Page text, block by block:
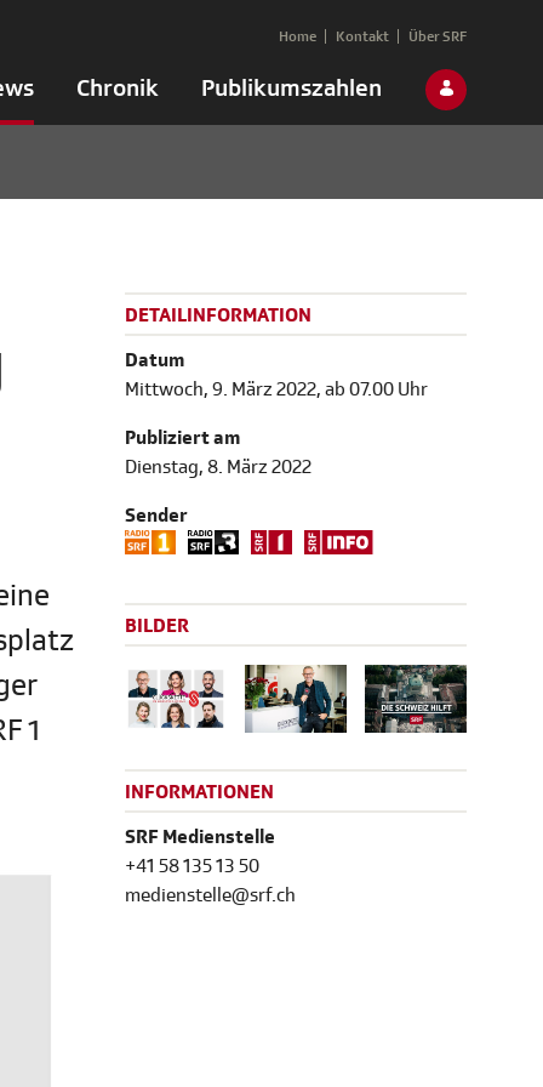
Chronik Publikumszahlen
Home Kontakt Über SRF
1
DETAILINFORMATION
Datum
Mittwoch, 9. März 2022, ab 07.00 Uhr
Publiziert am
Dienstag, 8. März 2022
Sender
BILDER
INFORMATIONEN
SRF Medienstelle
+41 58 135 13 50
medienstelle@srf.ch